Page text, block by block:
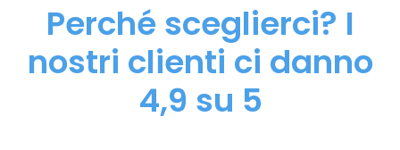
Perché sceglierci? I
nostri clienti ci danno
4,9 su 5